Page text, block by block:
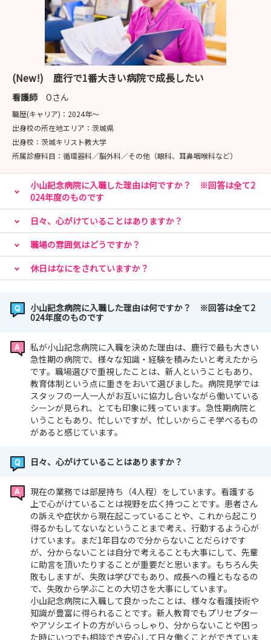
(New!) 鹿行で1番大きい病院で成長したい
看護師 Oさん
職歴(キャリア)： 2024年〜
出身校の所在地エリア： 茨城県
出身校： 茨城キリスト教大学
所属診療科目： 循環器科／脳外科／その他（眼科、耳鼻咽喉科など）
小山記念病院に入職した理由は何ですか？ ※回答は全て2
024年度のものです
日々、心がけていることはありますか？
職場の雰囲気はどうですか？
休日はなにをされていますか？
小山記念病院に入職した理由は何ですか？ ※回答は全て2
024年度のものです
私が小山記念病院に入職を決めた理由は、鹿行で最も大きい
急性期の病院で、様々な知識・経験を積みたいと考えたから
です。職場選びで重視したことは、新人ということもあり、
教育体制という点に重きをおいて選びました。病院見学では
スタッフの一人一人がお互いに協力し合いながら働いている
シーンが見られ、とても印象に残っています。急性期病院と
いうこともあり、忙しいですが、忙しいからこそ学べるもの
があると感じています。
日々、心がけていることはありますか？
現在の業務では部屋持ち（4人程）をしています。看護する
上で心がけていることは視野を広く持つことです。患者さん
の訴えや症状から現在起こっていることや、これから起こり
得るかもしてないなということまで考え、行動するよう心が
けています。まだ1年目なので分からないことだらけです
が、分からないことは自分で考えることも大事にして、先輩
に助言を頂いたりすることが重要だと思います。もちろん失
敗もしますが、失敗は学びでもあり、成長への糧ともなるの
で、失敗から学ぶことの大切さを大事にしています。
小山記念病院に入職して良かったことは、様々な看護技術や
知識が豊富に得られることです。新人教育でもプリセプター
やアソシエイトの方がいらっしゃり、分からないことや困っ
た時にいつでも相談でき安心して日々働くことができていま